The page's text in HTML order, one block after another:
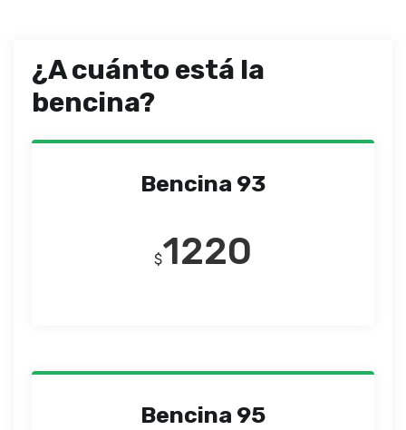
¿A cuánto está la
bencina?
Bencina 93
$1220
Bencina 95